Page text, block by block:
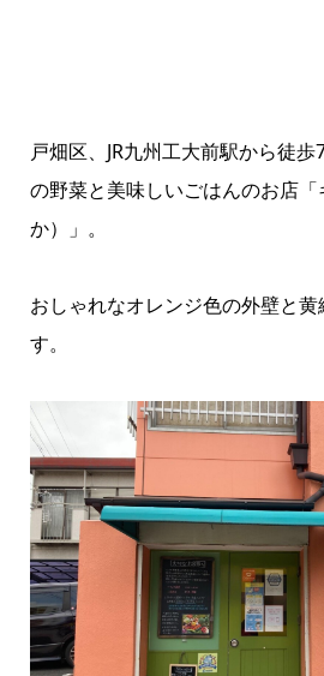
戸畑区、JR九州工大前駅から徒
の野菜と美味しいごはんのお店
か）」。
おしゃれなオレンジ色の外壁と
す。